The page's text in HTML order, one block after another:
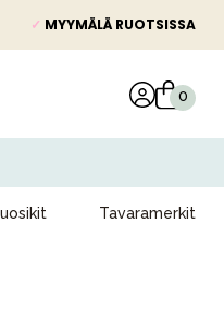
✓ MYYMÄLÄ RUOTSISSA
Tavaramerkit